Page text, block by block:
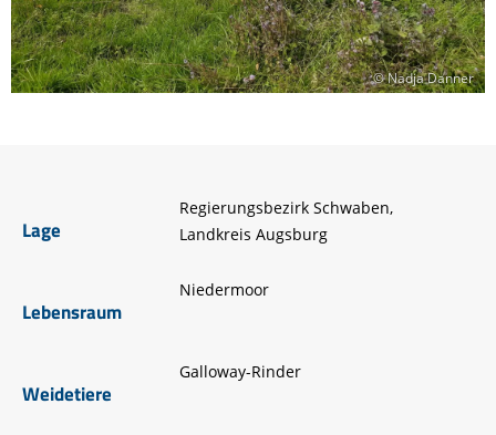
© Nadja Danner
Lage
Regierungsbezirk Schwaben,
Landkreis Augsburg
Lebensraum
Niedermoor
Weidetiere
Galloway-Rinder